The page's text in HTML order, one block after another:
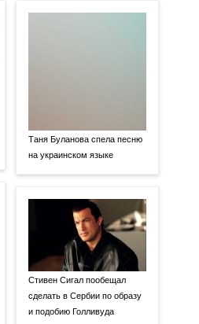
Таня Буланова спела песню
на украинском языке
Стивен Сигал пообещал
сделать в Сербии по образу
и подобию Голливуда